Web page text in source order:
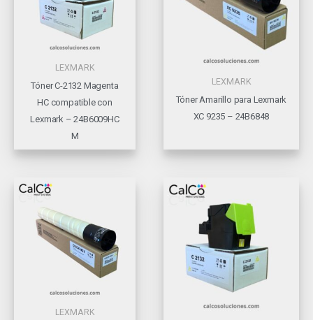
LEXMARK
Tóner C-2132 Magenta
HC compatible con
Lexmark – 24B6009HC
M
LEXMARK
Tóner Amarillo para Lexmark
XC 9235 – 24B6848
LEXMARK